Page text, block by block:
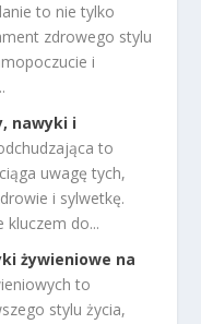
to nie tylko
zdrowego stylu
i
nawyki i
to
uwagę tych,
i sylwetkę.
kluczem do...
żywieniowe na
to
stylu życia,